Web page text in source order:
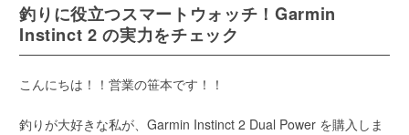
釣りに役立つスマートウォッチ！Garmin
Instinct 2 の実力をチェック
こんにちは！！営業の笹本です！！
釣りが大好きな私が、Garmin Instinct 2 Dual Power を購入しま